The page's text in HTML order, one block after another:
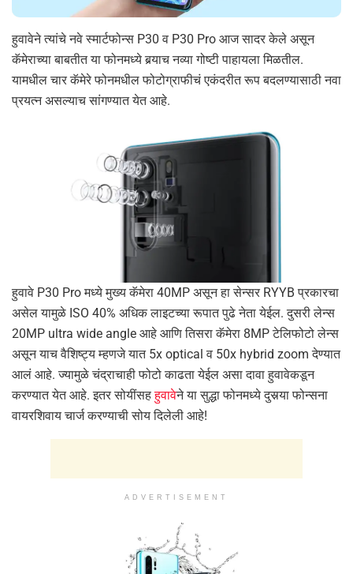
हुवावेने त्यांचे नवे स्मार्टफोन्स P30 व P30 Pro आज सादर केले असून
कॅमेराच्या बाबतीत या फोनमध्ये बर्‍याच नव्या गोष्टी पाहायला मिळतील.
यामधील चार कॅमेरे फोनमधील फोटोग्राफीचं एकंदरीत रूप बदलण्यासाठी नवा
प्रयत्न असल्याच सांगण्यात येत आहे.
हुवावे P30 Pro मध्ये मुख्य कॅमेरा 40MP असून हा सेन्सर RYYB प्रकारचा
असेल यामुळे ISO 40% अधिक लाइटच्या रूपात पुढे नेता येईल. दुसरी लेन्स
20MP ultra wide angle आहे आणि तिसरा कॅमेरा 8MP टेलिफोटो लेन्स
असून याच वैशिष्ट्य म्हणजे यात 5x optical व 50x hybrid zoom देण्यात
आलं आहे. ज्यामुळे चंद्राचाही फोटो काढता येईल असा दावा हुवावेकडून
करण्यात येत आहे. इतर सोयींसहहुवावेने या सुद्धा फोनमध्ये दुसर्‍या फोन्सना
वायरशिवाय चार्ज करण्याची सोय दिलेली आहे!
ADVERTISEMENT